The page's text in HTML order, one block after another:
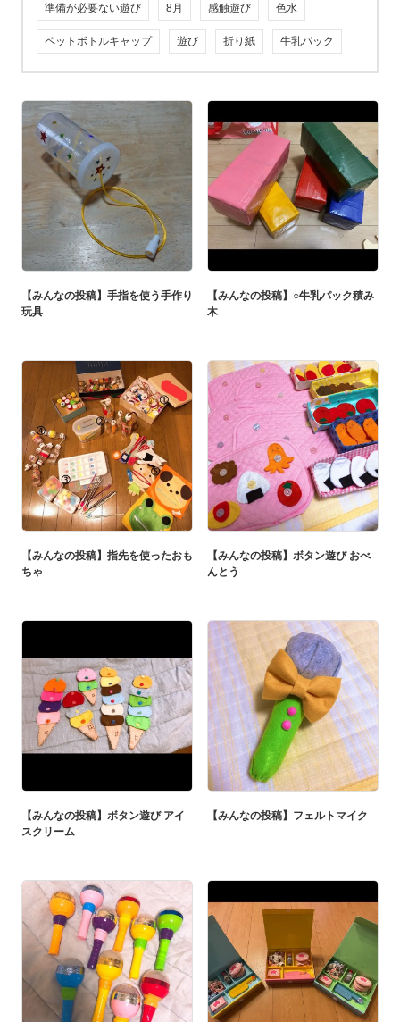
準備が必要ない遊び 8月 感触遊び 色水
ペットボトルキャップ 遊び 折り紙 牛乳パック
【みんなの投稿】手指を使う手作り
玩具
【みんなの投稿】○牛乳パック積み
木
【みんなの投稿】指先を使ったおも
ちゃ
【みんなの投稿】ボタン遊び おべ
んとう
【みんなの投稿】ボタン遊び アイ
スクリーム
【みんなの投稿】フェルトマイク